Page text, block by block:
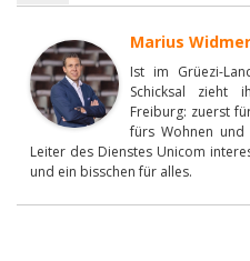
Marius Widmer
Ist im Grüezi-
Schicksal zieht
Freiburg: zuerst
fürs Wohnen
Leiter des Dienstes Unicom
und ein bisschen für alles.